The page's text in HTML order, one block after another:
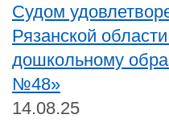
Судом
Рязанской
дошкольному
№48»
14.08.25